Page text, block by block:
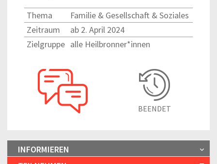
Thema
Familie & Gesellschaft & Soziales
Zeitraum
ab 2. April 2024
Zielgruppe alle Heilbronner*innen
BEENDET
INFORMIEREN